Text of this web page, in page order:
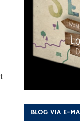
BLOG VIA E-